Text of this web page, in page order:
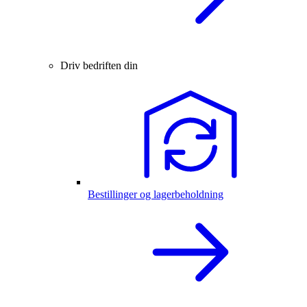
Driv bedriften din
Bestillinger og lagerbeholdning